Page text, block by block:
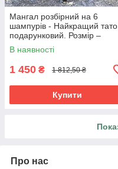
Мангал розбірний на 6
шампурів - Найкращий
подарунковий. Розмір –
380х300х440 мм
В наявності
1 450 ₴ 1 812,50 ₴
Купити
Про нас